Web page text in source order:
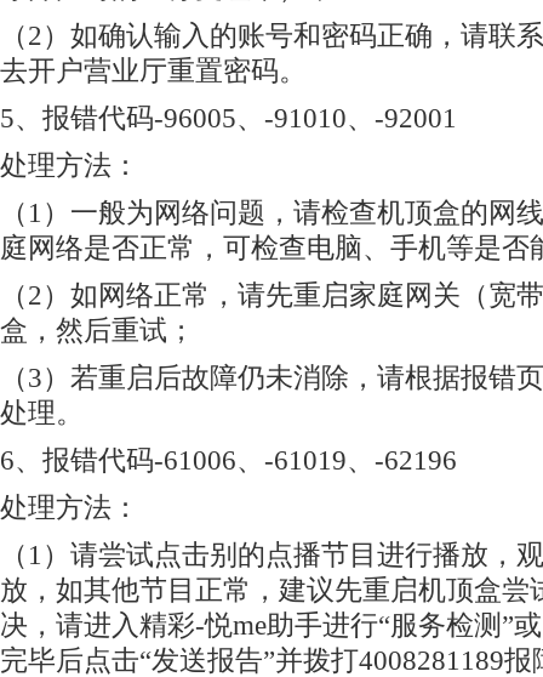
（2）如确认输入的账号和密码正确，请联
去开户营业厅重置密码。
5、报错代码-96005、-91010、-92001
处理方法：
（1）一般为网络问题，请检查机顶盒的网
庭网络是否正常，可检查电脑、手机等是否
（2）如网络正常，请先重启家庭网关（宽
盒，然后重试；
（3）若重启后故障仍未消除，请根据报错
处理。
6、报错代码-61006、-61019、-62196
处理方法：
（1）请尝试点击别的点播节目进行播放，
放，如其他节目正常，建议先重启机顶盒尝
决，请进入精彩-悦me助手进行“服务检测”
完毕后点击“发送报告”并拨打4008281189报